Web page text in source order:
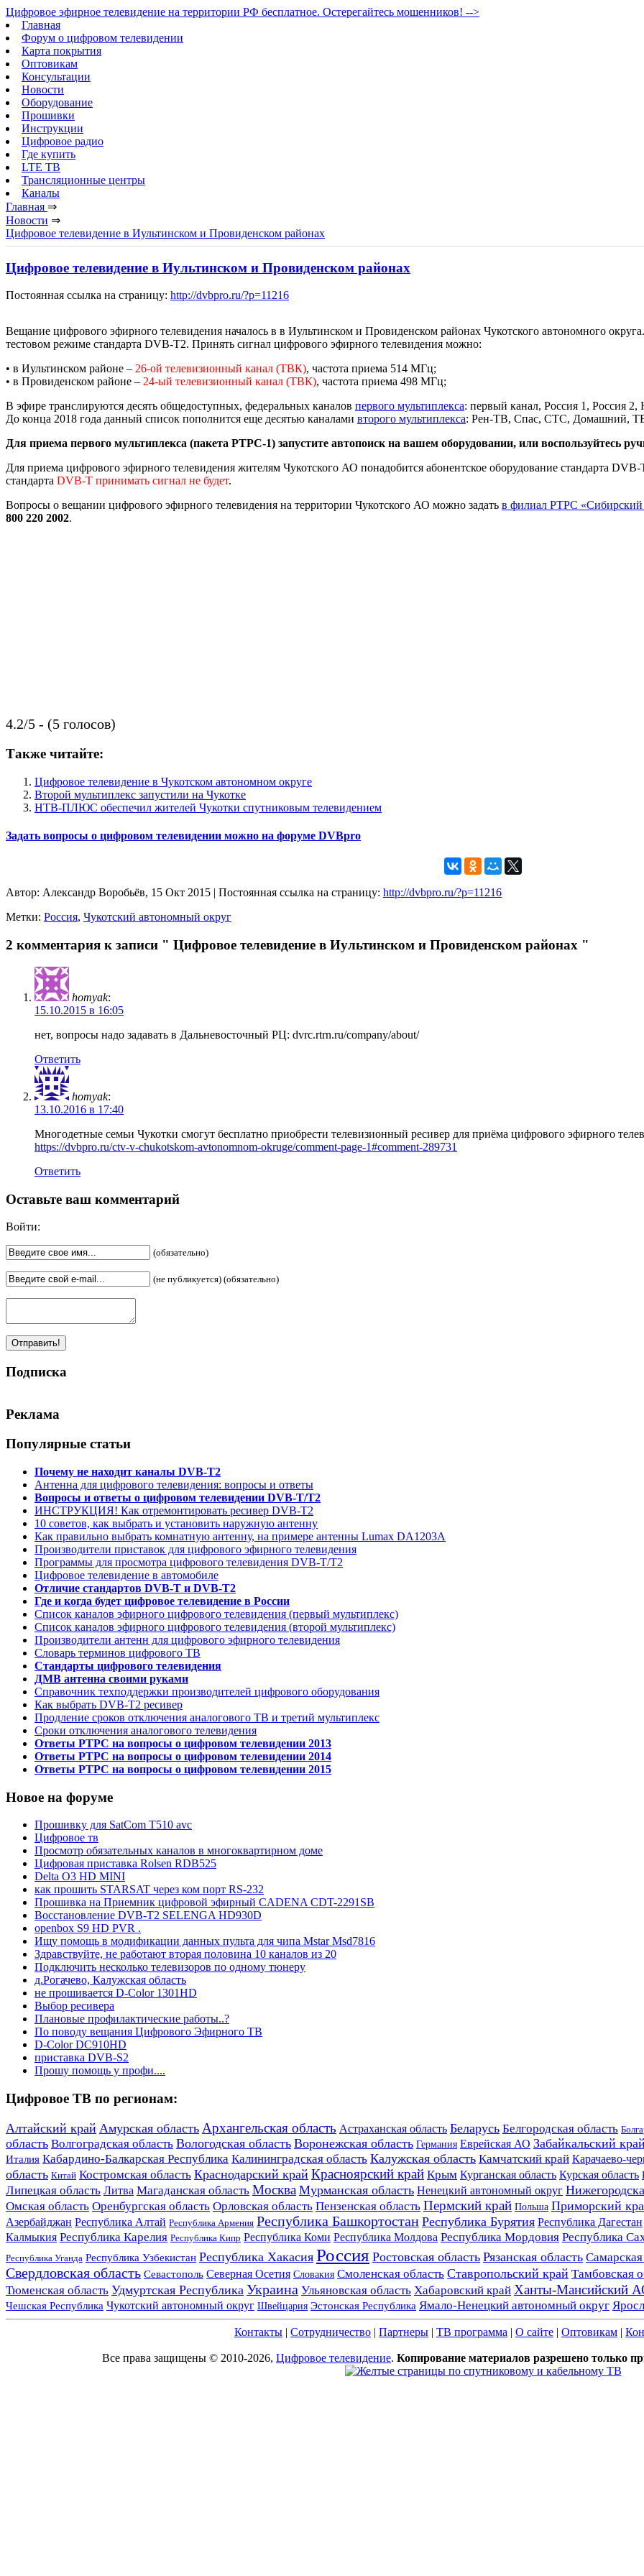
Цифровое эфирное телевидение на территории РФ бесплатное. Остерегайтесь мошенников! -->
Главная
Форум о цифровом телевидении
Карта покрытия
Оптовикам
Консультации
Новости
Оборудование
Прошивки
Инструкции
Цифровое радио
Где купить
LTE ТВ
Трансляционные центры
Каналы
Главная ⇒
Новости ⇒
Цифровое телевидение в Иультинском и Провиденском районах
Цифровое телевидение в Иультинском и Провиденском районах
Постоянная ссылка на страницу: http://dvbpro.ru/?p=11216
Вещание цифрового эфирного телевидения началось в в Иультинском и Провиденском районах Чукотского автономного
тестовом режиме стандарта DVB-T2. Принять сигнал цифрового эфирного телевидения можно:
• в Иультинском районе – 26-ой телевизионный канал (ТВК), частота приема 514 МГц;
• в Провиденском районе – 24-ый телевизионный канал (ТВК), частота приема 498 МГц;
В эфире транслируются десять общедоступных, федеральных каналов первого мультиплекса: первый канал, Россия 1, Россия
До конца 2018 года данный список пополнится еще десятью каналами второго мультиплекса: Рен-ТВ, Спас, СТС, Домашний,
Для приема первого мультиплекса (пакета РТРС-1) запустите автопоиск на вашем оборудовании, или воспользуйтесь
Для приема цифрового эфирного телевидения жителям Чукотского АО понадобится абонентское оборудование стандарта
стандарта DVB-T принимать сигнал не будет.
Вопросы о вещании цифрового эфирного телевидения на территории Чукотского АО можно задать в филиал РТРС
800 220 2002.
4.2/5 - (5 голосов)
Также читайте:
Цифровое телевидение в Чукотском автономном округе
Второй мультиплекс запустили на Чукотке
НТВ‑ПЛЮС обеспечил жителей Чукотки спутниковым телевидением
Задать вопросы о цифровом телевидении можно на форуме DVBpro
Автор: Александр Воробьёв, 15 Окт 2015 | Постоянная ссылка на страницу: http://dvbpro.ru/?p=11216
Метки: Россия, Чукотский автономный округ
2 комментария к записи " Цифровое телевидение в Иультинском и Провиденском районах "
homyak:
15.10.2015 в 16:05
нет, вопросы надо задавать в Дальневосточный РЦ: dvrc.rtrn.ru/company/about/
Ответить
homyak:
13.10.2016 в 17:40
Многодетные семьи Чукотки смогут бесплатно приобрести телевизионный ресивер для приёма цифрового эфирного
https://dvbpro.ru/ctv-v-chukotskom-avtonomnom-okruge/comment-page-1#comment-289731
Ответить
Оставьте ваш комментарий
Войти:
(обязательно)
(не публикуется) (обязательно)
Подписка
Реклама
Популярные статьи
Почему не находит каналы DVB-T2
Антенна для цифрового телевидения: вопросы и ответы
Вопросы и ответы о цифровом телевидении DVB-T/T2
ИНСТРУКЦИЯ! Как отремонтировать ресивер DVB-T2
10 советов, как выбрать и установить наружную антенну
Как правильно выбрать комнатную антенну, на примере антенны Lumax DA1203А
Производители приставок для цифрового эфирного телевидения
Программы для просмотра цифрового телевидения DVB-T/T2
Цифровое телевидение в автомобиле
Отличие стандартов DVB-T и DVB-T2
Где и когда будет цифровое телевидение в России
Список каналов эфирного цифрового телевидения (первый мультиплекс)
Список каналов эфирного цифрового телевидения (второй мультиплекс)
Производители антенн для цифрового эфирного телевидения
Словарь терминов цифрового ТВ
Стандарты цифрового телевидения
ДМВ антенна своими руками
Справочник техподдержки производителей цифрового оборудования
Как выбрать DVB-T2 ресивер
Продление сроков отключения аналогового ТВ и третий мультиплекс
Сроки отключения аналогового телевидения
Ответы РТРС на вопросы о цифровом телевидении 2013
Ответы РТРС на вопросы о цифровом телевидении 2014
Ответы РТРС на вопросы о цифровом телевидении 2015
Новое на форуме
Прошивку для SatCom T510 avc
Цифровое тв
Просмотр обязательных каналов в многоквартирном доме
Цифровая приставка Rolsen RDB525
Delta O3 HD MINI
как прошить STARSAT через ком порт RS-232
Прошивка на Приемник цифровой эфирный CADENA CDT-2291SB
Восстановление DVB-T2 SELENGA HD930D
openbox S9 HD PVR .
Ищу помощь в модификации данных пульта для чипа Mstar Msd7816
Здравствуйте, не работают вторая половина 10 каналов из 20
Подключить несколько телевизоров по одному тюнеру
д.Рогачево, Калужская область
не прошивается D-Color 1301HD
Выбор ресивера
Плановые профилактические работы..?
По поводу вещания Цифрового Эфирного ТВ
D-Color DC910HD
приставка DVB-S2
Прошу помощь у профи....
Цифровое ТВ по регионам:
Алтайский край Амурская область Архангельская область Астраханская область Беларусь Белгородская область
область Волгоградская область Вологодская область Воронежская область Германия Еврейская АО Забайкальский край
Италия Кабардино-Балкарская Республика Калининградская область Калужская область Камчатский край Карачаево-
область Китай Костромская область Краснодарский край Красноярский край Крым Курганская область Курская область
Липецкая область Литва Магаданская область Москва Мурманская область Ненецкий автономный округ
Омская область Оренбургская область Орловская область Пензенская область Пермский край Польша Приморский
Азербайджан Республика Алтай Республика Армения Республика Башкортостан Республика Бурятия Республика Дагестан
Калмыкия Республика Карелия Республика Кипр Республика Коми Республика Молдова Республика Мордовия Республика
Республика Уганда Республика Узбекистан Республика Хакасия Россия Ростовская область Рязанская область Самарская
Свердловская область Севастополь Северная Осетия Словакия Смоленская область Ставропольский край Тамбовская
Тюменская область Удмуртская Республика Украина Ульяновская область Хабаровский край Ханты-Мансийский
Чешская Республика Чукотский автономный округ Швейцария Эстонская Республика Ямало-Ненецкий автономный округ
Контакты | Сотрудничество | Партнеры | ТВ программа | О сайте | Оптовикам |
Все права защищены © 2010-2026, Цифровое телевидение. Копирование материалов разрешено только